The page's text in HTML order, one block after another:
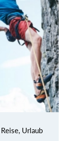
Urlaub